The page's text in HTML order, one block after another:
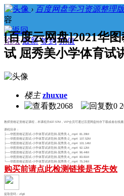
› 百度网盘学习资源整理版
容
论坛 最新 签到 充值
[百度云网盘]2021华
试 屈秀美小学体育试
楼主 zhuxue
2068
0
教师资格证资格证课程，本课程共637.57M，VIP会员可通过百度网盘转存下载或者在线
课程目录：
├──华图资格证面试-小学体育试讲范例-屈秀美-1_.mp4 81.29M
├──华图资格证面试-小学体育试讲范例-屈秀美-2_.mp4 107.52M
├──华图资格证面试-小学体育试讲范例-屈秀美-3_.mp4 101.14M
├──华图资格证面试-小学体育试讲范例-屈秀美-4_.mp4 92.12M
├──华图资格证面试-小学体育试讲范例-屈秀美-5_.mp4 96.44M
├──华图资格证面试-小学体育试讲范例-屈秀美-6_.mp4 83.81M
└──华图资格证面试-小学体育试讲范例-屈秀美-7_.mp4 75.24M
购买前请点此检测链接是否失效
提取密码：zfg6